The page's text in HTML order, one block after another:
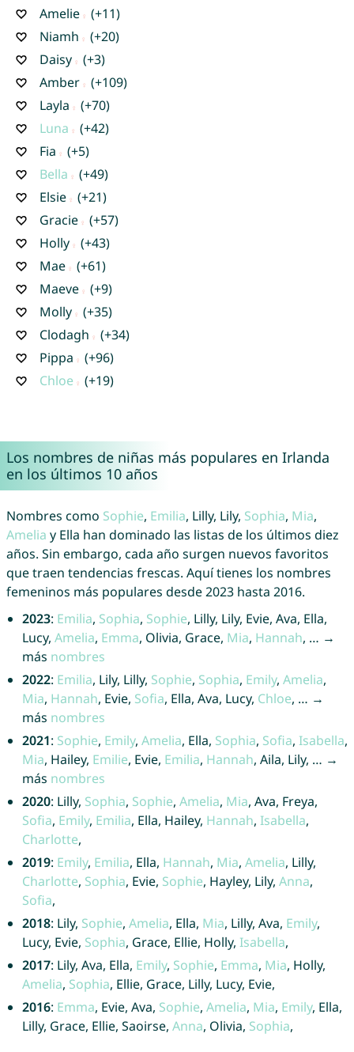
Amelie
(+11)
Niamh
(+20)
Daisy
(+3)
Amber
(+109)
Layla
(+70)
Luna
(+42)
Fia
(+5)
Bella
(+49)
Elsie
(+21)
Gracie
(+57)
Holly
(+43)
Mae
(+61)
Maeve
(+9)
Molly
(+35)
Clodagh
(+34)
Pippa
(+96)
Chloe
(+19)
Los nombres de niñas más populares en Irlanda
en los últimos 10 años
Nombres como Sophie, Emilia, Lilly, Lily, Sophia, Mia,
Amelia y Ella han dominado las listas de los últimos diez
años. Sin embargo, cada año surgen nuevos favoritos
que traen tendencias frescas. Aquí tienes los nombres
femeninos más populares desde 2023 hasta 2016.
2023: Emilia, Sophia, Sophie, Lilly, Lily, Evie, Ava, Ella,
Lucy, Amelia, Emma, Olivia, Grace, Mia, Hannah, … →
más nombres
2022: Emilia, Lily, Lilly, Sophie, Sophia, Emily, Amelia,
Mia, Hannah, Evie, Sofia, Ella, Ava, Lucy, Chloe, … →
más nombres
2021: Sophie, Emily, Amelia, Ella, Sophia, Sofia, Isabella,
Mia, Hailey, Emilie, Evie, Emilia, Hannah, Aila, Lily, … →
más nombres
2020: Lilly, Sophia, Sophie, Amelia, Mia, Ava, Freya,
Sofia, Emily, Emilia, Ella, Hailey, Hannah, Isabella,
Charlotte,
2019: Emily, Emilia, Ella, Hannah, Mia, Amelia, Lilly,
Charlotte, Sophia, Evie, Sophie, Hayley, Lily, Anna,
Sofia,
2018: Lily, Sophie, Amelia, Ella, Mia, Lilly, Ava, Emily,
Lucy, Evie, Sophia, Grace, Ellie, Holly, Isabella,
2017: Lily, Ava, Ella, Emily, Sophie, Emma, Mia, Holly,
Amelia, Sophia, Ellie, Grace, Lilly, Lucy, Evie,
2016: Emma, Evie, Ava, Sophie, Amelia, Mia, Emily, Ella,
Lilly, Grace, Ellie, Saoirse, Anna, Olivia, Sophia,